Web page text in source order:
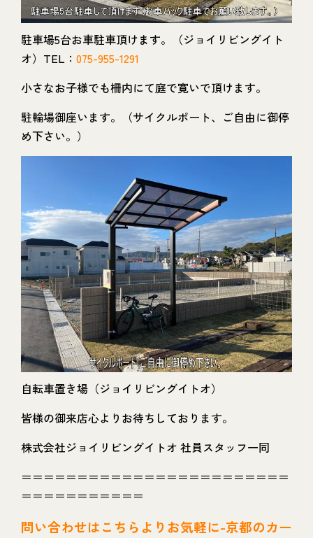
駐車場5台お車駐車頂けます。（ジョイリビングイト
オ）TEL： 075-955-1291
小さなお子様でも柵内にて庭で寛いで頂けます。
駐輪場御座います。（サイクルポート、ご自由に御停
め下さい。）
自転車置き場（ジョイリビングイトオ）
皆様の御来店心よりお待ちしております。
株式会社ジョイリビングイトオ 社員スタッフ一同
＝＝＝＝＝＝＝＝＝＝＝＝＝＝＝＝＝＝＝＝＝＝＝＝
＝＝＝＝＝＝＝＝＝＝＝
問い合わせはこちらよりお気軽に-京都のカー